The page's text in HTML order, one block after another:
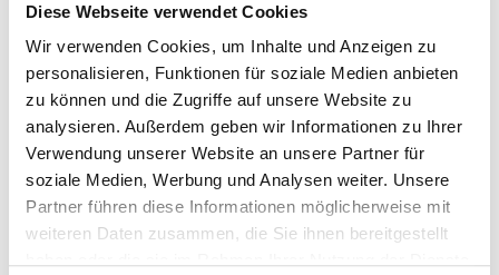
Diese Webseite verwendet Cookies
Wir verwenden Cookies, um Inhalte und Anzeigen zu
personalisieren, Funktionen für soziale Medien anbieten
zu können und die Zugriffe auf unsere Website zu
analysieren. Außerdem geben wir Informationen zu Ihrer
Verwendung unserer Website an unsere Partner für
soziale Medien, Werbung und Analysen weiter. Unsere
Partner führen diese Informationen möglicherweise mit
weiteren Daten zusammen, die Sie ihnen bereitgestellt
Bilal Zafar
Speaker für Künstliche Intelligenz,Bilal
Zafar